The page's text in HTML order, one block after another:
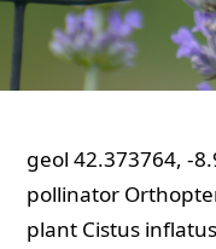
geol 42.373764, -
pollinator
plant Cistus inflatus